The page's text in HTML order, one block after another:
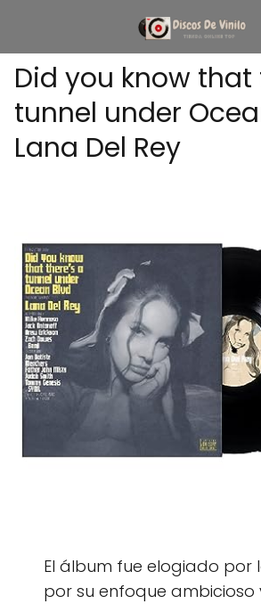
Did you know that
tunnel under
Lana Del Rey
El álbum fue elogiado por
por su enfoque ambicioso